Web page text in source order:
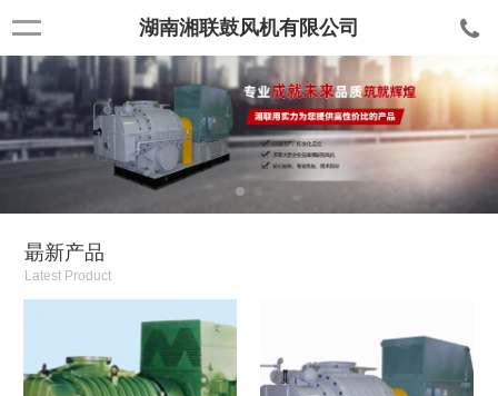
湖南湘联鼓风机有限公司
朂新产品
Latest Product